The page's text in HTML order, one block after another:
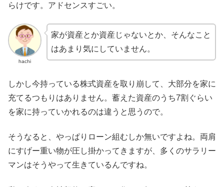
らけです。アドセンスすごい。
hachi
家が資産とか資産じゃないとか、そんなこと
はあまり気にしていません。
しかし今持っている株式資産を取り崩して、大部分を家に
充てるつもりはありません。蓄えた資産のうち7割ぐらい
を家に持っていかれるのは違うと思うので。
そうなると、やっぱりローン組むしか無いですよね。両肩
にすげー重い物が圧し掛かってきますが、多くのサラリー
マンはそうやって生きているんですね。